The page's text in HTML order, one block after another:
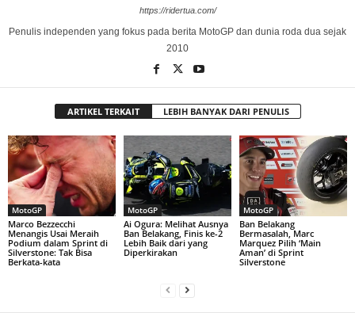
https://ridertua.com/
Penulis independen yang fokus pada berita MotoGP dan dunia roda dua sejak
2010
ARTIKEL TERKAIT LEBIH BANYAK DARI PENULIS
MotoGP
Marco Bezzecchi
Menangis Usai Meraih
Podium dalam Sprint di
Silverstone: Tak Bisa
Berkata-kata
MotoGP
Ai Ogura: Melihat Ausnya
Ban Belakang, Finis ke-2
Lebih Baik dari yang
Diperkirakan
MotoGP
Ban Belakang
Bermasalah, Marc
Marquez Pilih ‘Main
Aman’ di Sprint
Silverstone